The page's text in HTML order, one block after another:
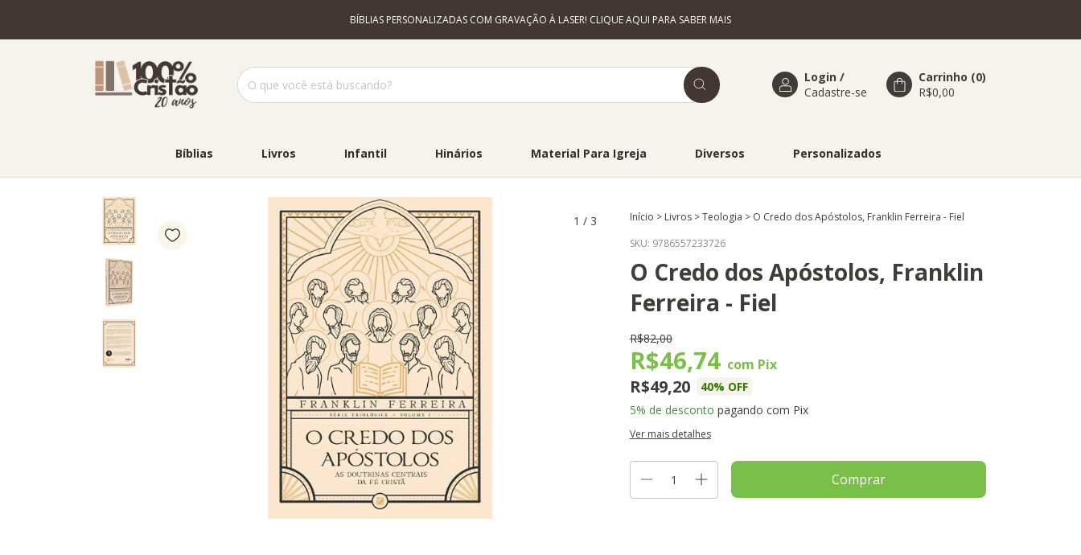
BÍBLIAS PERSONALIZADAS COM GRAVAÇÃO À LASER! CLIQUE AQUI PARA SABER MAIS
Login /
Cadastre-se
Carrinho (0)
R$0,00
Bíblias Livros Infantil Hinários Material Para Igreja Diversos Personalizados
1 / 3 Início > Livros >Teologia > O Credo dos Apóstolos, Franklin Ferreira - Fiel
SKU: 9786557233726
O Credo dos Apóstolos, Franklin
Ferreira - Fiel
R$82,00
R$49,20 40% OFF
R$46,74 com Pix
5% de desconto pagando com Pix
Ver mais detalhes